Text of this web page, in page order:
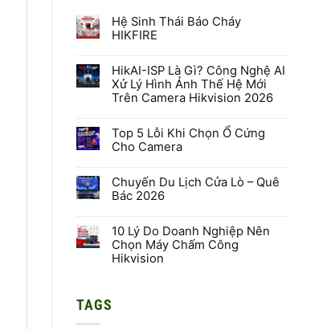
Hệ Sinh Thái Báo Cháy
HIKFIRE
bình
luận
ở
Hệ
Báo
Cháy
HIKFIRE
HikAI-ISP Là Gì? Công Nghệ AI
Xử Lý Hình Ảnh Thế Hệ Mới
Trên Camera Hikvision 2026
bình
luận
ở
Là
Gì?
Công
Xử
Lý
Hình
Ảnh
Camera
Top 5 Lỗi Khi Chọn Ổ Cứng
Cho Camera
bình
luận
ở
Lỗi
Khi
Chọn
Ổ
Chuyến Du Lịch Cửa Lò – Quê
Bác 2026
bình
luận
ở
Chuyến
–
10 Lý Do Doanh Nghiệp Nên
Chọn Máy Chấm Công
Hikvision
ở
TAGS